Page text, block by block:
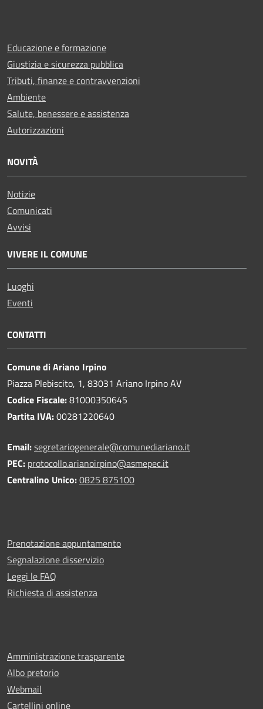
Educazione e formazione
Giustizia e sicurezza pubblica
Tributi, finanze e contravvenzioni
Ambiente
Salute, benessere e assistenza
Autorizzazioni
NOVITÀ
Notizie
Comunicati
Avvisi
VIVERE IL COMUNE
Luoghi
Eventi
CONTATTI
Comune di Ariano Irpino
Piazza Plebiscito, 1, 83031 Ariano Irpino AV
Codice Fiscale:81000350645
Partita IVA:00281220640
Email:segretariogenerale@comunediariano.it
PEC: protocollo.arianoirpino@asmepec.it
Centralino Unico:0825 875100
Prenotazione appuntamento
Segnalazione disservizio
Leggi le FAQ
Richiesta di assistenza
Amministrazione trasparente
Albo pretorio
Webmail
Cartellini online